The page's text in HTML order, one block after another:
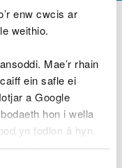
enw cwcis ar
weithio.
Mae’r rhain
ein safle ei
a Google
hon i wella
yn fodlon â hyn.
dewis.
cofnod
Tref
Agosaf